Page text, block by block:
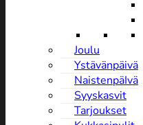
Joulu
Ystävänpäivä
NaistenpäIvä
Syyskasvit
Tarjoukset